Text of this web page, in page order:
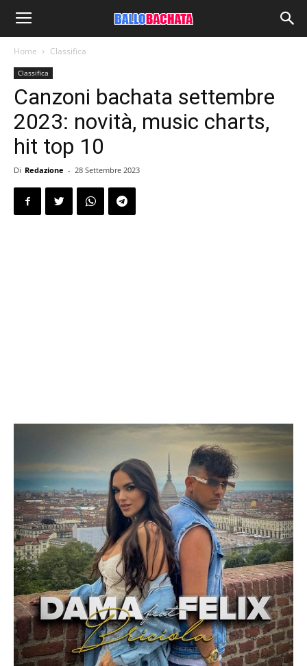
Home Classifica
Classifica
Canzoni bachata settembre
2023: novità, music charts,
hit top 10
Di Redazione - 28 Settembre 2023